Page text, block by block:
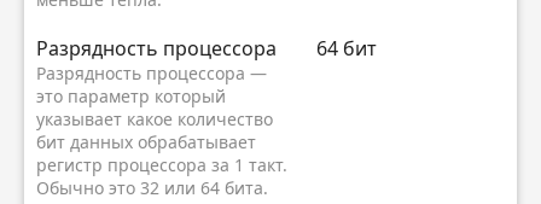
Разрядность процессора
Разрядность процессора —
это параметр который
указывает какое количество
бит данных обрабатывает
регистр процессора за 1 такт.
Обычно это 32 или 64 бита.
64 бит